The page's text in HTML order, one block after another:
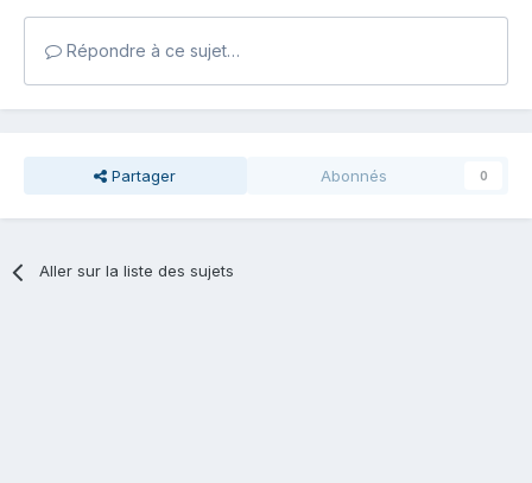
Répondre à ce sujet…
Partager Abonnés 0
Aller sur la liste des sujets